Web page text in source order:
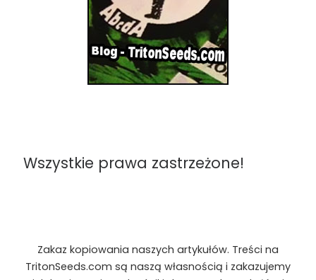
Wszystkie prawa zastrzeżone!
Zakaz kopiowania naszych artykułów. Treści na
TritonSeeds.com są naszą własnością i zakazujemy